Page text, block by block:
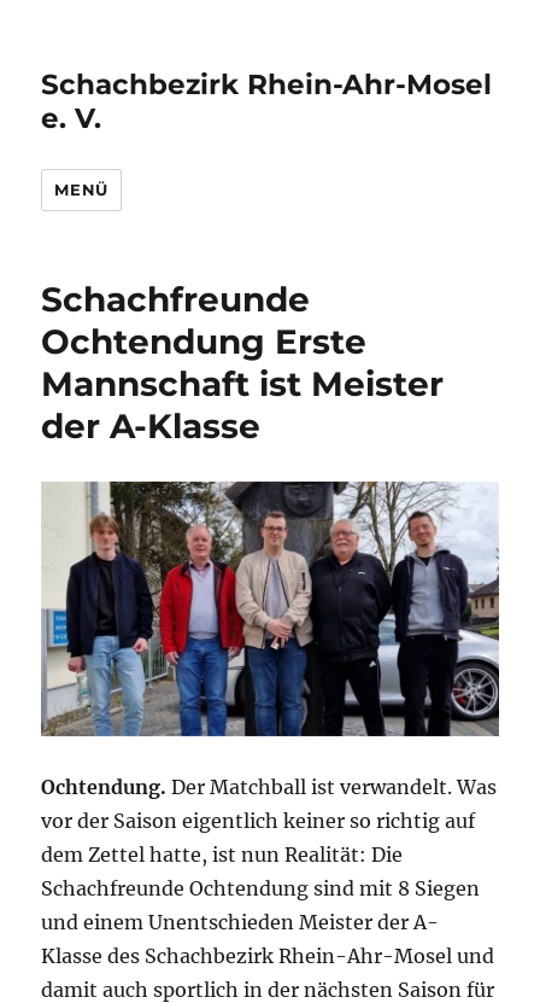
Schachbezirk Rhein-Ahr-Mosel
e. V.
MENÜ
Schachfreunde
Ochtendung Erste
Mannschaft ist Meister
der A-Klasse
Ochtendung.Der Matchball ist verwandelt. Was
vor der Saison eigentlich keiner so richtig auf
dem Zettel hatte, ist nun Realität: Die
Schachfreunde Ochtendung sind mit 8 Siegen
und einem Unentschieden Meister der A-
Klasse des Schachbezirk Rhein-Ahr-Mosel und
damit auch sportlich in der nächsten Saison für